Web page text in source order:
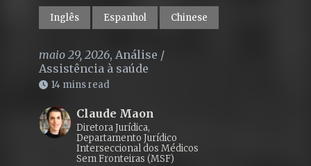
Inglês Espanhol Chinese
maio 29, 2026, Análise /
Assistência à saúde
14 mins read
Claude Maon
Diretora Jurídica,
Departamento Jurídico
Interseccional dos Médicos
Sem Fronteiras (MSF)